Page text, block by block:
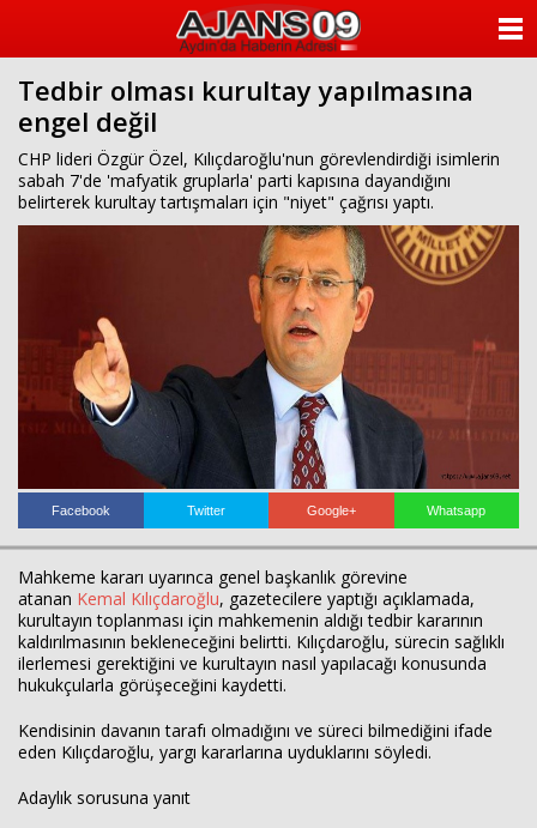
Tedbir olması kurultay yapılmasına
engel değil
CHP lideri Özgür Özel, Kılıçdaroğlu'nun görevlendirdiği isimlerin
sabah 7'de 'mafyatik gruplarla' parti kapısına dayandığını
belirterek kurultay tartışmaları için "niyet" çağrısı yaptı.
Facebook Twitter Google+ Whatsapp
Mahkeme kararı uyarınca genel başkanlık görevine
atanan Kemal Kılıçdaroğlu, gazetecilere yaptığı açıklamada,
kurultayın toplanması için mahkemenin aldığı tedbir kararının
kaldırılmasının bekleneceğini belirtti. Kılıçdaroğlu, sürecin sağlıklı
ilerlemesi gerektiğini ve kurultayın nasıl yapılacağı konusunda
hukukçularla görüşeceğini kaydetti.
Kendisinin davanın tarafı olmadığını ve süreci bilmediğini ifade
eden Kılıçdaroğlu, yargı kararlarına uyduklarını söyledi.
Adaylık sorusuna yanıt
KATEGORİLER
ANKETLER
FOTO GALERİ
VİDEO GALERİ